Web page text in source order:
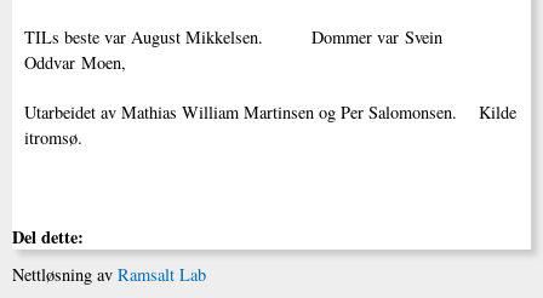
TILs beste var August Mikkelsen. Dommer var Svein
Oddvar Moen,
Utarbeidet av Mathias William Martinsen og Per Salomonsen. Kilde
itromsø.
Del dette:
Nettløsning av Ramsalt Lab